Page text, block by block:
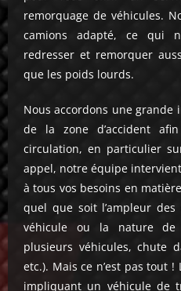
remorquage de véhicules.
camions adapté, ce qui
redresser et remorquer
que les poids lourds.
Nous accordons une grande
de la zone d’accident
circulation, en particulier
appel, notre équipe
à tous vos besoins en
quel que soit l’ampleur
véhicule ou la nature de
plusieurs véhicules, chute
etc.). Mais ce n’est pas tout !
impliquant un véhicule de